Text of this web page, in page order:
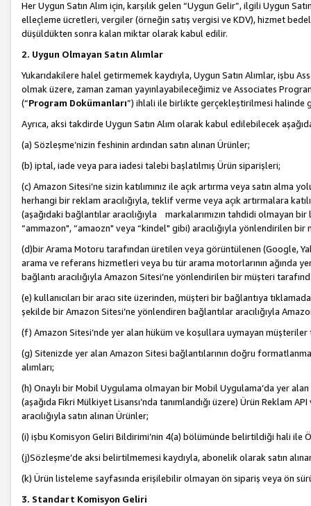
Her Uygun Satın Alım için, karşılık gelen “Uygun Gelir”, ilgili Uygun
elleçleme ücretleri, vergiler (örneğin satış vergisi ve KDV), hizmet
düşüldükten sonra kalan miktar olarak kabul edilir.
2. Uygun Olmayan Satın Alımlar
Yukarıdakilere halel getirmemek kaydıyla, Uygun Satın Alımlar, işbu
olmak üzere, zaman zaman yayınlayabileceğimiz ve Associates
(“Program Dokümanları”) ihlali ile birlikte gerçekleştirilmesi halinde
Ayrıca, aksi takdirde Uygun Satın Alım olarak kabul edilebilecek
(a) Sözleşme’nizin feshinin ardından satın alınan Ürünler;
(b) iptal, iade veya para iadesi talebi başlatılmış Ürün siparişleri;
(c) Amazon Sitesi’ne sizin katılımınız ile açık artırma veya satın alma
herhangi bir reklam aracılığıyla, teklif verme veya açık artırmalara
(aşağıdaki bağlantılar aracılığıyla markalarımızın tahdidi olmayan
“ammazon", “amaozn" veya “kindel" gibi) aracılığıyla yönlendirilen
(d)bir Arama Motoru tarafından üretilen veya görüntülenen (Google,
arama ve referans hizmetleri veya bu tür arama motorlarının ağında
bağlantı aracılığıyla Amazon Sitesi’ne yönlendirilen bir müşteri
(e) kullanıcıları bir aracı site üzerinden, müşteri bir bağlantıya
şekilde bir Amazon Sitesi’ne yönlendiren bağlantılar aracılığıyla
(f) Amazon Sitesi’nde yer alan hüküm ve koşullara uymayan müşteriler
(g) Sitenizde yer alan Amazon Sitesi bağlantılarının doğru
alımları;
(h) Onaylı bir Mobil Uygulama olmayan bir Mobil Uygulama’da yer
(aşağıda Fikri Mülkiyet Lisansı’nda tanımlandığı üzere) Ürün Reklam
aracılığıyla satın alınan Ürünler;
(i) işbu Komisyon Geliri Bildirimi’nin 4(a) bölümünde belirtildiği hali ile
(j)Sözleşme’de aksi belirtilmemesi kaydıyla, abonelik olarak satın
(k) Ürün listeleme sayfasında erişilebilir olmayan ön sipariş veya ön
3. Standart Komisyon Geliri